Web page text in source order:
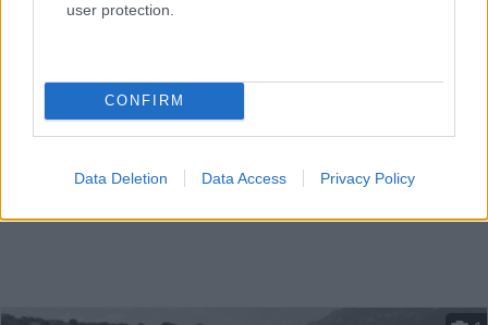
user protection.
CONFIRM
Data Deletion Data Access Privacy Policy